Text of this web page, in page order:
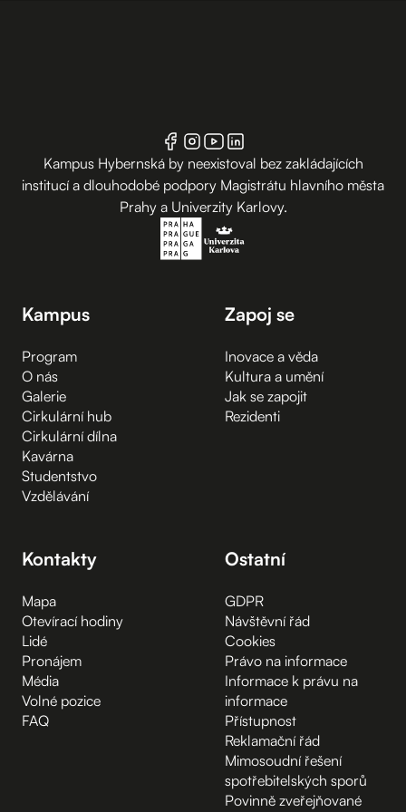
Kampus Hybernská by neexistoval bez zakládajících
institucí a dlouhodobé podpory Magistrátu hlavního města
Prahy a Univerzity Karlovy.
Kampus
Program
O nás
Galerie
Cirkulární hub
Cirkulární dílna
Kavárna
Studentstvo
Vzdělávání
Zapoj se
Inovace a věda
Kultura a umění
Jak se zapojit
Rezidenti
Kontakty
Mapa
Otevírací hodiny
Lidé
Pronájem
Média
Volné pozice
FAQ
Ostatní
GDPR
Návštěvní řád
Cookies
Právo na informace
Informace k právu na
informace
Přístupnost
Reklamační řád
Mimosoudní řešení
spotřebitelských sporů
Povinně zveřejňované